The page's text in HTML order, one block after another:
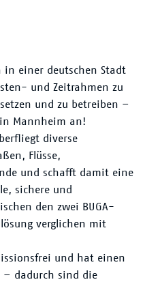
in einer deutschen Stadt
und Zeitrahmen zu
und zu betreiben –
Mannheim an!
diverse
Flüsse,
und schafft damit eine
sichere und
den zwei BUGA-
verglichen mit
und hat einen
– dadurch sind die